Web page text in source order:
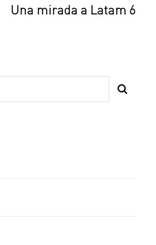
Una mirada a Latam 6